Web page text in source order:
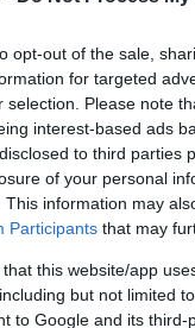
opt-out of the sale,
for targeted
selection. Please note
interest-based ads
to third parties
of your personal
This information may
Participants that may
that this website/app
but not limited
to Google and its
alapanyaghoz
kór üti
Don McKellar